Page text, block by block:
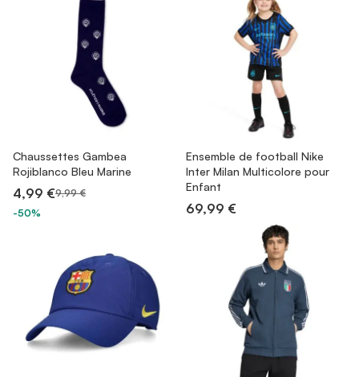
Chaussettes Gambea
Rojiblanco Bleu Marine
4,99 €9,99 €
-50%
Ensemble de football Nike
Inter Milan Multicolore pour
Enfant
69,99 €